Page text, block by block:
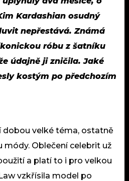
Kardashian osudný
nepřestává. Známá
róbu z šatníku
údajně ji zničila. Jaké
kostým po předchozím
dobou velké téma, ostatně
módy. Oblečení celebrit už
a platí to i pro velkou
vzkřísila model po